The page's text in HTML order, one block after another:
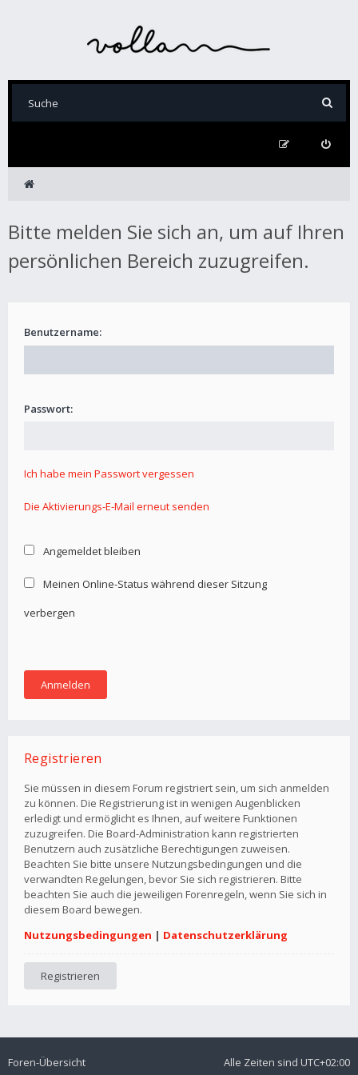
Bitte melden Sie sich an, um auf Ihren
persönlichen Bereich zuzugreifen.
Benutzername:
Passwort:
Ich habe mein Passwort vergessen
Die Aktivierungs-E-Mail erneut senden
Angemeldet bleiben
Meinen Online-Status während dieser Sitzung
verbergen
Registrieren
Sie müssen in diesem Forum registriert sein, um sich anmelden
zu können. Die Registrierung ist in wenigen Augenblicken
erledigt und ermöglicht es Ihnen, auf weitere Funktionen
zuzugreifen. Die Board-Administration kann registrierten
Benutzern auch zusätzliche Berechtigungen zuweisen.
Beachten Sie bitte unsere Nutzungsbedingungen und die
verwandten Regelungen, bevor Sie sich registrieren. Bitte
beachten Sie auch die jeweiligen Forenregeln, wenn Sie sich in
diesem Board bewegen.
Nutzungsbedingungen | Datenschutzerklärung
Registrieren
Foren-Übersicht Alle Zeiten sind UTC+02:00